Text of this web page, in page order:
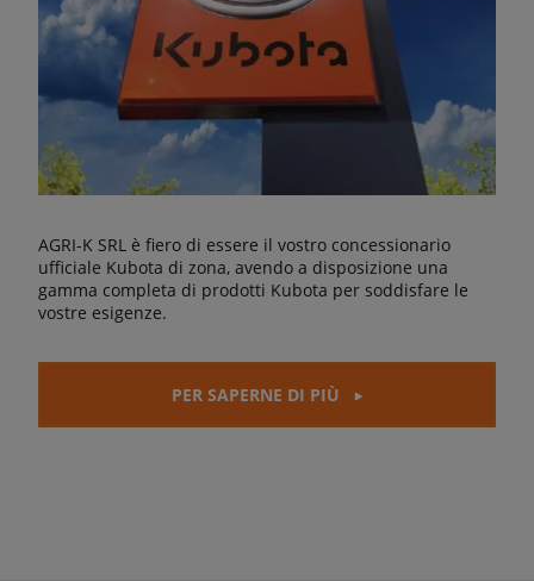
AGRI-K SRL è fiero di essere il vostro concessionario
ufficiale Kubota di zona, avendo a disposizione una
gamma completa di prodotti Kubota per soddisfare le
vostre esigenze.
PER SAPERNE DI PIÙ